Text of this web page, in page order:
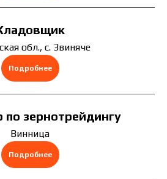
обл., с. Звиняче
Подробнее
зернотрейдингу
Винница
Подробнее